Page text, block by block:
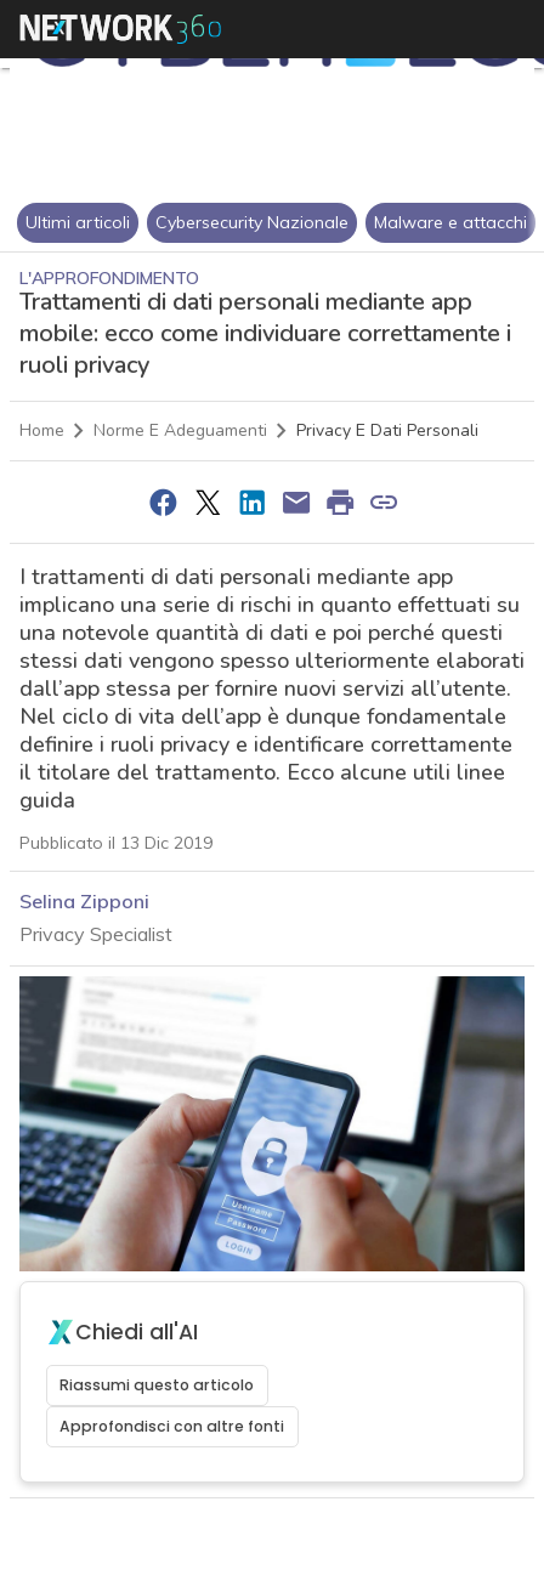
Ultimi articoli Cybersecurity Nazionale Malware e attacchi
L'APPROFONDIMENTO
Trattamenti di dati personali mediante app
mobile: ecco come individuare correttamente i
ruoli privacy
Home Norme E Adeguamenti Privacy E Dati Personali
I trattamenti di dati personali mediante app
implicano una serie di rischi in quanto effettuati su
una notevole quantità di dati e poi perché questi
stessi dati vengono spesso ulteriormente elaborati
dall’app stessa per fornire nuovi servizi all’utente.
Nel ciclo di vita dell’app è dunque fondamentale
definire i ruoli privacy e identificare correttamente
il titolare del trattamento. Ecco alcune utili linee
guida
Pubblicato il 13 Dic 2019
Selina Zipponi
Privacy Specialist
Chiedi all'AI
Riassumi questo articolo
Approfondisci con altre fonti